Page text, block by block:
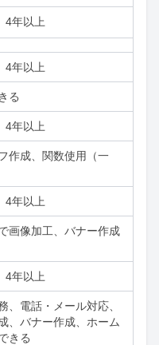
4年以上
4年以上
る
4年以上
作成、関数使用（一
4年以上
画像加工、バナー作成
4年以上
、電話・メール対応、
、バナー作成、ホーム
きる